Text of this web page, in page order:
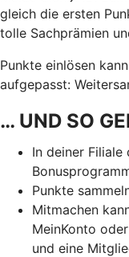
gleich die ersten
tolle Sachprämien
Punkte einlösen
aufgepasst:
… UND SO
In deiner Filiale
Punkte
Mitmachen
MeinKonto
und eine